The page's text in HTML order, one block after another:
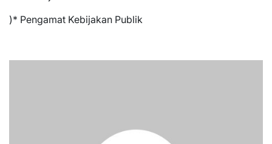
)* Pengamat Kebijakan Publik